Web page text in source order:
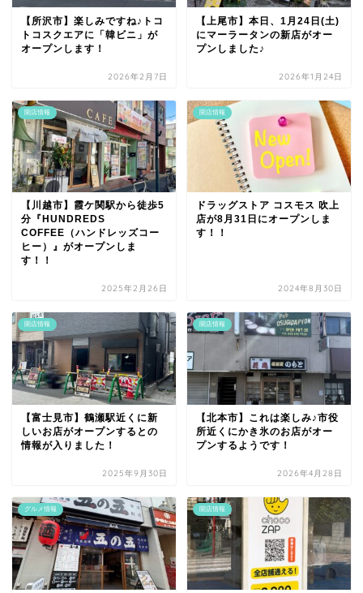
【所沢市】楽しみですね♪トコ
トコスクエアに「韓ビニ」が
オープンします！
2026年2月7日
【上尾市】本日、1月24日(土)
にマーラータンの新店がオー
プンしました♪
2026年1月24日
開店情報
【川越市】霞ケ関駅から徒歩5
分『HUNDREDS
COFFEE（ハンドレッズコー
ヒー）』がオープンしま
す！！
2025年2月26日
開店情報
ドラッグストア コスモス 吹上
店が8月31日にオープンしま
す！！
2024年8月30日
開店情報
【富士見市】鶴瀬駅近くに新
しいお店がオープンするとの
情報が入りました！
2025年9月30日
開店情報
【北本市】これは楽しみ♪市役
所近くにかき氷のお店がオー
プンするようです！
2026年4月28日
グルメ情報 開店情報